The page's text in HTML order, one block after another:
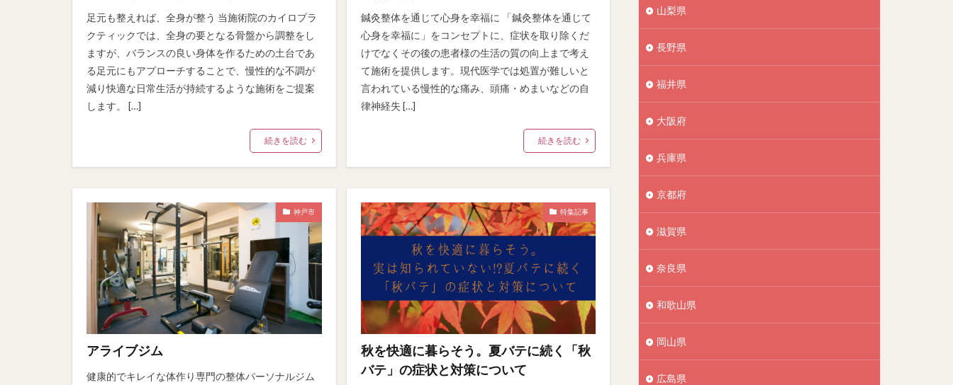
足元も整えれば、全身が整う 当施術院のカイロプラ
クティックでは、全身の要となる骨盤から調整をし
ますが、バランスの良い身体を作るための土台であ
る足元にもアプローチすることで、慢性的な不調が
減り快適な日常生活が持続するような施術をご提案
します。 […]
続きを読む
鍼灸整体を通じて心身を幸福に 「鍼灸整体を通じて
心身を幸福に」をコンセプトに、症状を取り除くだ
けでなくその後の患者様の生活の質の向上まで考え
て施術を提供します。現代医学では処置が難しいと
言われている慢性的な痛み、頭痛・めまいなどの自
律神経失 […]
続きを読む
神戸市
アライブジム
健康的でキレイな体作り専門の整体パーソナルジム
特集記事
秋を快適に暮らそう。夏バテに続く「秋
バテ」の症状と対策について
山梨県
長野県
福井県
大阪府
兵庫県
京都府
滋賀県
奈良県
和歌山県
岡山県
広島県